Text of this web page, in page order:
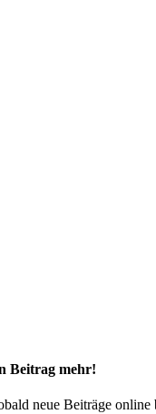
Beitrag mehr!
neue Beiträge